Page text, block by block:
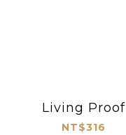
Living Proof
NT$316